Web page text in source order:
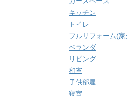
キッチン
トイレ
フルリフォーム(家
ベランダ
リビング
和室
子供部屋
寝室